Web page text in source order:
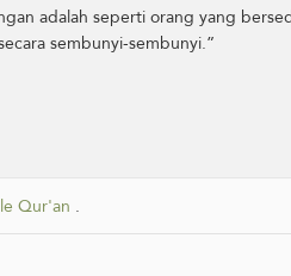
adalah seperti orang yang
sembunyi-sembunyi.”
Qur'an .